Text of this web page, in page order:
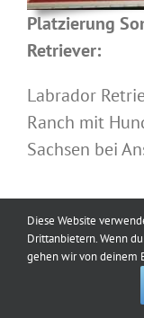
Platzierung
Retriever:
Labrador
Ranch mit
Sachsen bei
Diese Website
Drittanbietern. Wenn
gehen wir von deinem